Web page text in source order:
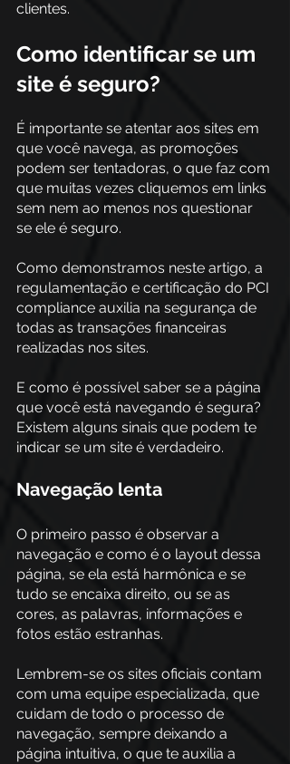
clientes.
Como identificar se um
site é seguro?
É importante se atentar aos sites em
que você navega, as promoções
podem ser tentadoras, o que faz com
que muitas vezes cliquemos em links
sem nem ao menos nos questionar
se ele é seguro.
Como demonstramos neste artigo, a
regulamentação e certificação do PCI
compliance auxilia na segurança de
todas as transações financeiras
realizadas nos sites.
E como é possível saber se a página
que você está navegando é segura?
Existem alguns sinais que podem te
indicar se um site é verdadeiro.
Navegação lenta
O primeiro passo é observar a
navegação e como é o layout dessa
página, se ela está harmônica e se
tudo se encaixa direito, ou se as
cores, as palavras, informações e
fotos estão estranhas.
Lembrem-se os sites oficiais contam
com uma equipe especializada, que
cuidam de todo o processo de
navegação, sempre deixando a
página intuitiva, o que te auxilia a